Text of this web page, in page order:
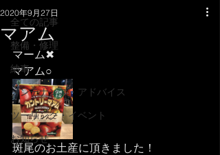
全ての記事
整備・修理
納車
メンテナンス・アドバイス
ツーリング・イベント
お知らせ
マアム
2020年9月27日
マーム✖︎
マアム○
斑尾のお土産に頂きました！